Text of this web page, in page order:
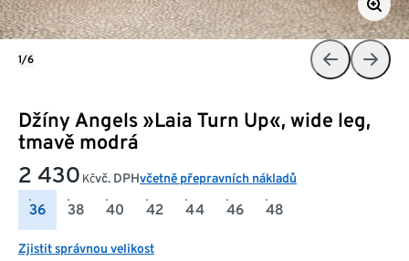
Džíny Angels »Laia Turn Up«, wide leg,
tmavě modrá
2 430 Kčvč. DPHvčetně přepravních nákladů
36 38 40 42 44 46 48
Zjistit správnou velikost
1/6